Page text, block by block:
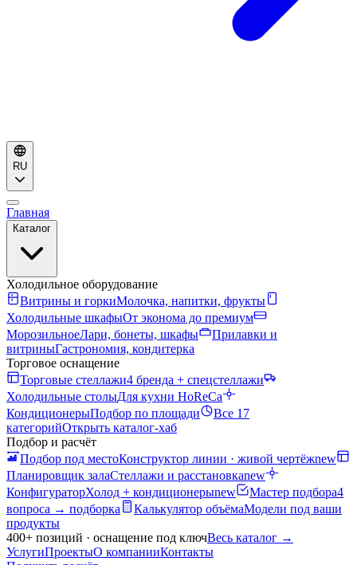
RU
Главная
Каталог
Холодильное оборудование
Витрины и горкиМолочка, напитки, фрукты
Холодильные шкафыОт эконома до премиум
МорозильноеЛари, бонеты, шкафы
Прилавки и
витриныГастрономия, кондитерка
Торговое оснащение
Торговые стеллажи4 бренда + спецстеллажи
Холодильные столыДля кухни HoReCa
КондиционерыПодбор по площади
Все 17
категорийОткрыть каталог-хаб
Подбор и расчёт
Подбор под местоКонструктор линии · живой чертёжnew
Планировщик залаСтеллажи и расстановкаnew
КонфигураторХолод + кондиционерыnew Мастер подбора4
вопроса → подборка
Калькулятор объёмаМодели под ваши
продукты
400+ позиций · оснащение под ключВесь каталог →
УслугиПроектыО компанииКонтакты